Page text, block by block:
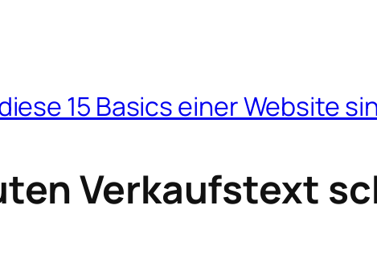
15 Basics einer Website
Verkaufstext